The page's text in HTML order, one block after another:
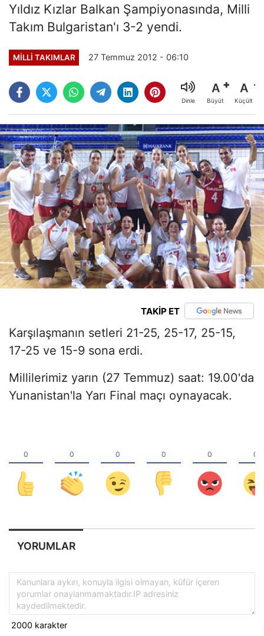
Yıldız Kızlar Balkan Şampiyonasında, Milli
Takım Bulgaristan'ı 3-2 yendi.
MILLI TAKIMLAR 27 Temmuz 2012 - 06:10
Dinle
A
Büyüt
A
Küçült
TAKİP ET
Karşılaşmanın setleri 21-25, 25-17, 25-15,
17-25 ve 15-9 sona erdi.
Millilerimiz yarın (27 Temmuz) saat: 19.00'da
Yunanistan'la Yarı Final maçı oynayacak.
YORUMLAR